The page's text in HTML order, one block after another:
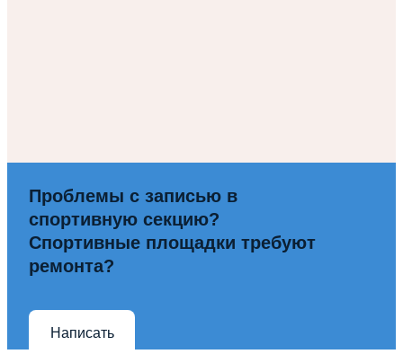
Проблемы с записью в
спортивную секцию?
Спортивные площадки требуют
ремонта?
Написать